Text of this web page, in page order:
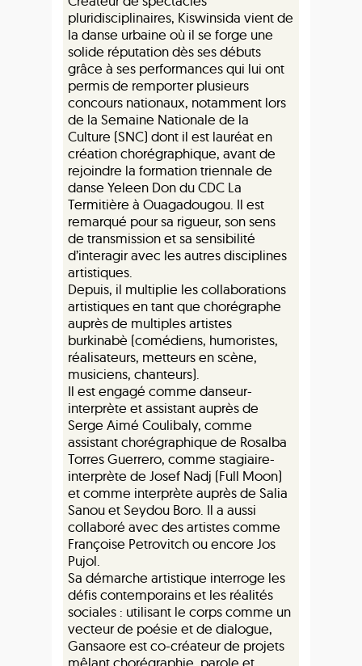
pluridisciplinaires, Kiswinsida vient de
la danse urbaine où il se forge une
solide réputation dès ses débuts
grâce à ses performances qui lui ont
permis de remporter plusieurs
concours nationaux, notamment lors
de la Semaine Nationale de la
Culture (SNC) dont il est lauréat en
création chorégraphique, avant de
rejoindre la formation triennale de
danse Yeleen Don du CDC La
Termitière à Ouagadougou. Il est
remarqué pour sa rigueur, son sens
de transmission et sa sensibilité
d’interagir avec les autres disciplines
artistiques.
Depuis, il multiplie les collaborations
artistiques en tant que chorégraphe
auprès de multiples artistes
burkinabè (comédiens, humoristes,
réalisateurs, metteurs en scène,
musiciens, chanteurs).
Il est engagé comme danseur-
interprète et assistant auprès de
Serge Aimé Coulibaly, comme
assistant chorégraphique de Rosalba
Torres Guerrero, comme stagiaire-
interprète de Josef Nadj (Full Moon)
et comme interprète auprès de Salia
Sanou et Seydou Boro. Il a aussi
collaboré avec des artistes comme
Françoise Petrovitch ou encore Jos
Pujol.
Sa démarche artistique interroge les
défis contemporains et les réalités
sociales : utilisant le corps comme un
vecteur de poésie et de dialogue,
Gansaore est co-créateur de projets
mêlant chorégraphie, parole et